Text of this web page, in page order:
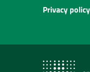
Privacy